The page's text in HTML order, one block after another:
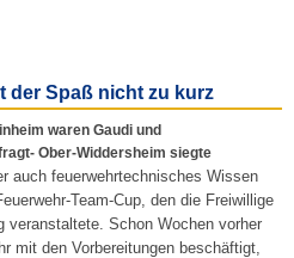
der Spaß nicht zu kurz
waren Gaudi und
Ober-Widdersheim siegte
auch feuerwehrtechnisches Wissen
Team-Cup, den die Freiwillige
veranstaltete. Schon Wochen vorher
mit den Vorbereitungen beschäftigt,